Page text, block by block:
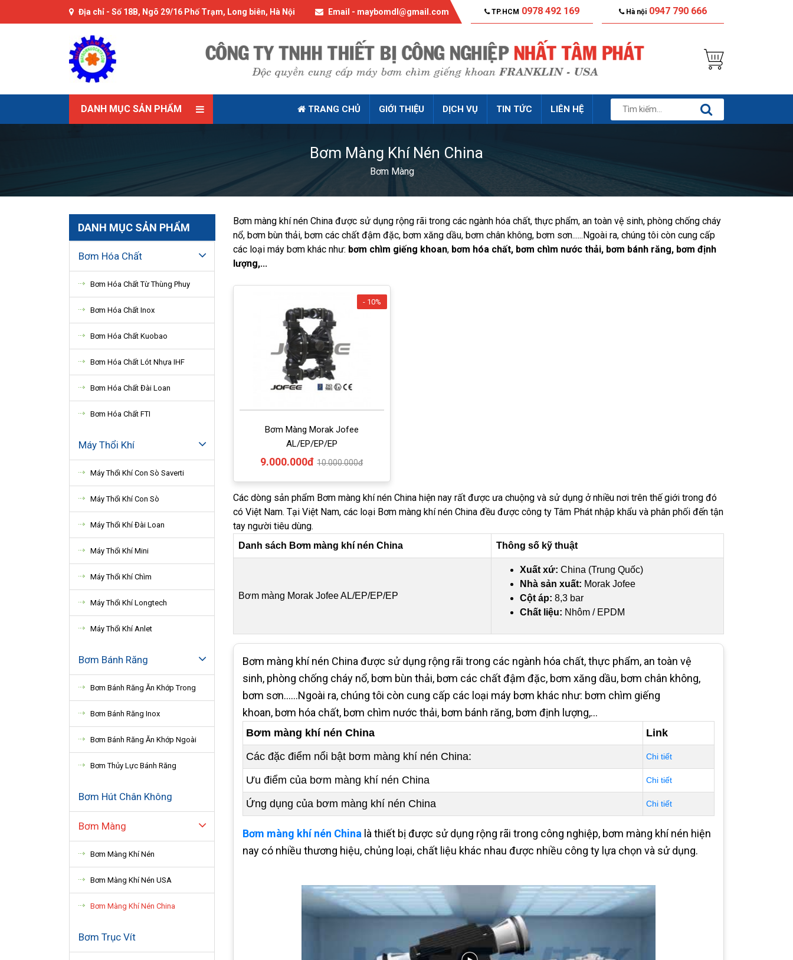
Địa chỉ - Số 18B, Ngõ 29/16 Phố Trạm, Long biên, Hà Nội Email - maybomdl@gmail.com TP.HCM 0978 492 169 Hà nội 0947 790 666
DANH MỤC SẢN PHẨM TRANG CHỦ GIỚI THIỆU DỊCH VỤ TIN TỨC LIÊN HỆ
Bơm Màng Khí Nén China
Bơm Màng
DANH MỤC SẢN PHẨM
Bơm Hóa Chất
Bơm Hóa Chất Từ Thùng Phuy
Bơm Hóa Chất Inox
Bơm Hóa Chất Kuobao
Bơm Hóa Chất Lót Nhựa IHF
Bơm Hóa Chất Đài Loan
Bơm Hóa Chất FTI
Máy Thổi Khí
Máy Thổi Khí Con Sò Saverti
Máy Thổi Khí Con Sò
Máy Thổi Khí Đài Loan
Máy Thổi Khí Mini
Máy Thổi Khí Chìm
Máy Thổi Khí Longtech
Máy Thổi Khí Anlet
Bơm Bánh Răng
Bơm Bánh Răng Ăn Khớp Trong
Bơm Bánh Răng Inox
Bơm Bánh Răng Ăn Khớp Ngoài
Bơm Thủy Lực Bánh Răng
Bơm Hút Chân Không
Bơm Màng
Bơm Màng Khí Nén
Bơm Màng Khí Nén USA
Bơm Màng Khí Nén China
Bơm Trục Vít
Bơm màng khí nén China được sử dụng rộng rãi trong các ngành hóa chất, thực phẩm, an toàn vệ sinh, phòng chống cháy
nổ, bơm bùn thải, bơm các chất đậm đặc, bơm xăng dầu, bơm chân không, bơm sơn......Ngoài ra, chúng tôi còn cung cấp
các loại máy bơm khác như: bơm chìm giếng khoan, bơm hóa chất, bơm chìm nước thải, bơm bánh răng, bơm định
lượng,...
- 10%
Bơm Màng Morak Jofee
AL/EP/EP/EP
9.000.000đ 10.000.000đ
Các dòng sản phẩm Bơm màng khí nén China hiện nay rất được ưa chuộng và sử dụng ở nhiều nơi trên thế giới trong đó
có Việt Nam. Tại Việt Nam, các loại Bơm màng khí nén China đều được công ty Tâm Phát nhập khẩu và phân phối đến tận
tay người tiêu dùng.
Danh sách Bơm màng khí nén China Thông số kỹ thuật
Bơm màng Morak Jofee AL/EP/EP/EP
Xuất xứ: China (Trung Quốc)
Nhà sản xuất: Morak Jofee
Cột áp: 8,3 bar
Chất liệu: Nhôm / EPDM
Bơm màng khí nén China được sử dụng rộng rãi trong các ngành hóa chất, thực phẩm, an toàn vệ
sinh, phòng chống cháy nổ, bơm bùn thải, bơm các chất đậm đặc, bơm xăng dầu, bơm chân không,
bơm sơn......Ngoài ra, chúng tôi còn cung cấp các loại máy bơm khác như: bơm chìm giếng
khoan, bơm hóa chất, bơm chìm nước thải, bơm bánh răng, bơm định lượng,...
Bơm màng khí nén China
Link
Các đặc điểm nổi bật bơm màng khí nén China:
Chi tiết
Ưu điểm của bơm màng khí nén China Chi tiết
Ứng dụng của bơm màng khí nén China Chi tiết
Bơm màng khí nén China là thiết bị được sử dụng rộng rãi trong công nghiệp, bơm màng khí nén hiện
nay có nhiều thương hiệu, chủng loại, chất liệu khác nhau được nhiều công ty lựa chọn và sử dụng.